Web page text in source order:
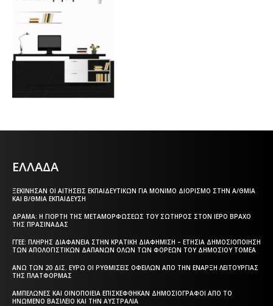
ΕΛΛΑΔΑ
ΞΕΚΊΝΗΣΑΝ ΟΙ ΑΙΤΉΣΕΙΣ ΕΚΠΑΙΔΕΥΤΙΚΏΝ ΓΙΑ ΜΌΝΙΜΟ ΔΙΟΡΙΣΜΌ ΣΤΗΝ Α/ΘΜΙΑ
ΚΑΙ Β/ΘΜΙΑ ΕΚΠΑΊΔΕΥΣΗ
ΔΡΆΜΑ: Η ΓΙΟΡΤΉ ΤΗΣ ΜΕΤΑΜΟΡΦΏΣΕΩΣ ΤΟΥ ΣΩΤΉΡΟΣ ΣΤΟΝ ΙΕΡΌ ΒΡΆΧΟ
ΤΗΣ ΠΡΑΣΙΝΆΔΑΣ
ΓΓΕΕ: ΠΛΉΡΗΣ ΔΙΑΦΆΝΕΙΑ ΣΤΗΝ ΚΡΑΤΙΚΉ ΔΙΑΦΉΜΙΣΗ – EΤΉΣΙΑ ΔΗΜΟΣΙΟΠΟΊΗΣΗ
ΤΩΝ ΑΠΟΛΟΓΙΣΤΙΚΏΝ ΔΑΠΑΝΏΝ ΌΛΩΝ ΤΩΝ ΦΟΡΈΩΝ ΤΟΥ ΔΗΜΟΣΊΟΥ ΤΟΜΈΑ
ΆΝΩ ΤΩΝ 20 ΔΙΣ. ΕΥΡΏ ΟΙ ΡΥΘΜΊΣΕΙΣ ΟΦΕΙΛΏΝ ΑΠΌ ΤΗΝ ΈΝΑΡΞΗ ΛΕΙΤΟΥΡΓΊΑΣ
ΤΗΣ ΠΛΑΤΦΌΡΜΑΣ
ΑΜΠΕΛΏΝΕΣ ΚΑΙ ΟΙΝΟΠΟΙΕΊΑ ΕΠΙΣΚΈΦΘΗΚΑΝ ΔΗΜΟΣΙΟΓΡΆΦΟΙ ΑΠΌ ΤΟ
ΗΝΩΜΈΝΟ ΒΑΣΊΛΕΙΟ ΚΑΙ ΤΗΝ ΑΥΣΤΡΑΛΊΑ